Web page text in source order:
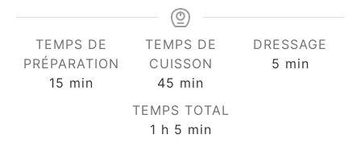
TEMPS DE
PRÉPARATION
15 min
TEMPS DE
CUISSON
45 min
DRESSAGE
5 min
TEMPS TOTAL
1 h 5 min